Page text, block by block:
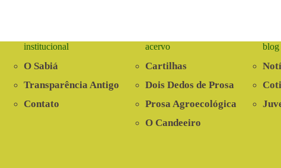
institucional
O Sabiá
Transparência Antigo
Contato
acervo
Cartilhas
Dois Dedos de Prosa
Prosa Agroecológica
O Candeeiro
blog